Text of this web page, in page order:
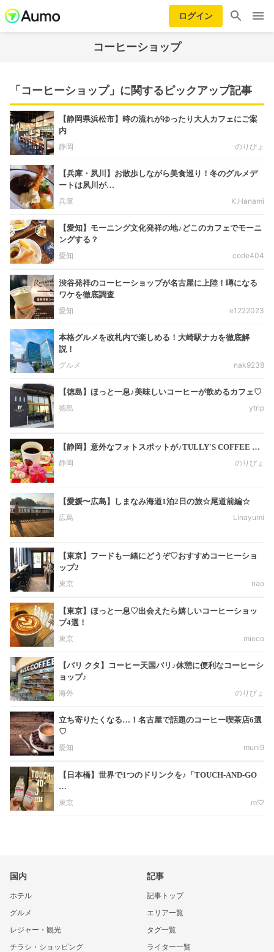
ログイン
コーヒーショップ
「コーヒーショップ」に関するピックアップ記事
【静岡県浜松市】時の流れがゆったり大人カフェにご案
内
静岡
のりぴょ
【兵庫・夙川】お散歩しながら美食巡り！冬のグルメデ
ートは夙川が…
兵庫
K.Hanami
【愛知】モーニング文化発祥の地♪どこのカフェでモーニ
ングする？
愛知
code404
渋谷発祥のコーヒーショップが名古屋に上陸！噂になる
ワケを徹底調査
愛知
e1222023
本格グルメを改札内で楽しめる！大崎駅ナカを徹底解
説！
グルメ
nak9238
【徳島】ほっと一息♪美味しいコーヒーが飲めるカフェ♡
徳島
ytrip
【静岡】意外なフォトスポットが♪TULLY'S COFFEE …
静岡
のりぴょ
【愛媛〜広島】しまなみ海道1泊2日の旅☆尾道前編☆
広島
Linayumi
【東京】フードも一緒にどうぞ♡おすすめコーヒーショ
ップ2
東京
nao
【東京】ほっと一息♡出会えたら嬉しいコーヒーショッ
プ4選！
東京
mieco
【バリ クタ】コーヒー天国バリ♪休憩に便利なコーヒーシ
ョップ♪
海外
のりぴょ
立ち寄りたくなる…！名古屋で話題のコーヒー喫茶店6選
♡
愛知
muni9
【日本橋】世界で1つのドリンクを♪「TOUCH-AND-GO
…
東京
m♡
国内
ホテル
グルメ
レジャー・観光
チラシ・ショッピング
記事
記事トップ
エリア一覧
タグ一覧
ライター一覧